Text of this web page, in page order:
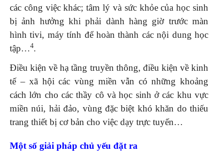
các công việc khác; tâm lý và sức khỏe của học sinh
bị ảnh hưởng khi phải dành hàng giờ trước màn
hình tivi, máy tính để hoàn thành các nội dung học
tập…4.
Điều kiện về hạ tầng truyền thông, điều kiện về kinh
tế – xã hội các vùng miền vẫn có những khoảng
cách lớn cho các thầy cô và học sinh ở các khu vực
miền núi, hải đảo, vùng đặc biệt khó khăn do thiếu
trang thiết bị cơ bản cho việc dạy trực tuyến…
Một số giải pháp chủ yếu đặt ra